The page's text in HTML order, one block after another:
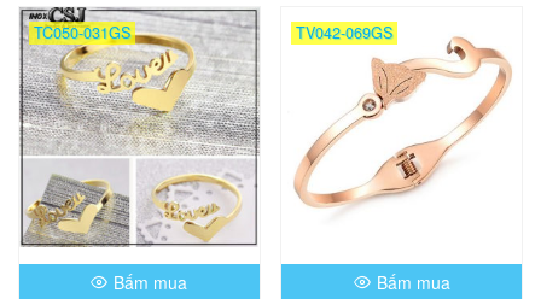
có
nhiều
biến
thể.
Các
tùy
chọn
có
thể
được
chọn
trên
TC050-031GS
Bấm mua
TV042-069GS
Bấm mua